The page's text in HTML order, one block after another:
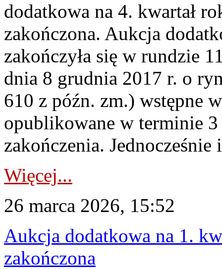
dodatkowa na 4. kwartał
zakończona. Aukcja
zakończyła się w rundzie
dnia 8 grudnia 2017 r. o
610 z późn. zm.) wstępne
opublikowane w terminie
zakończenia.
Więcej...
26 marca 2026, 15:52
Aukcja dodatkowa na 1.
zakończona